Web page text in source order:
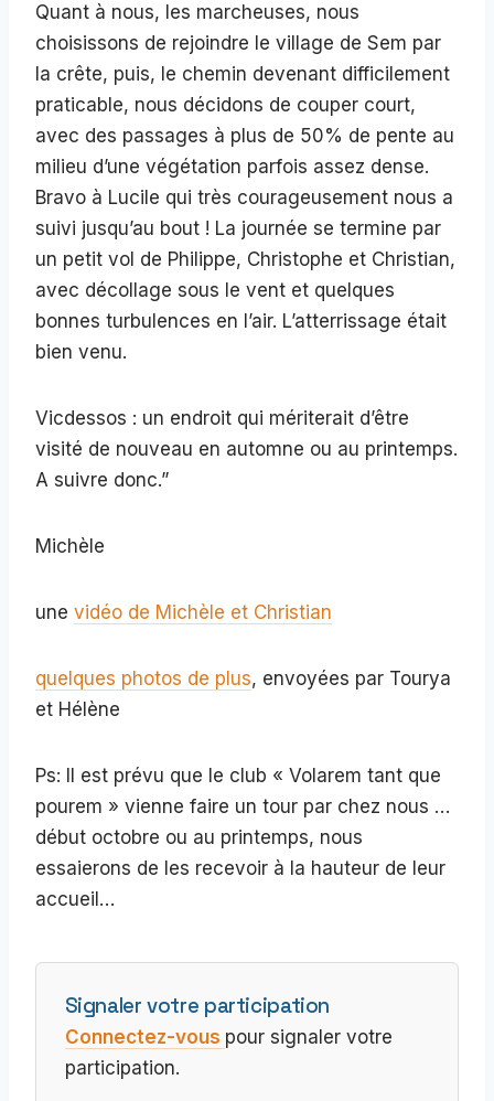
Quant à nous, les marcheuses, nous
choisissons de rejoindre le village de Sem par
la crête, puis, le chemin devenant difficilement
praticable, nous décidons de couper court,
avec des passages à plus de 50% de pente au
milieu d’une végétation parfois assez dense.
Bravo à Lucile qui très courageusement nous a
suivi jusqu’au bout ! La journée se termine par
un petit vol de Philippe, Christophe et Christian,
avec décollage sous le vent et quelques
bonnes turbulences en l’air. L’atterrissage était
bien venu.
Vicdessos : un endroit qui mériterait d’être
visité de nouveau en automne ou au printemps.
A suivre donc.”
Michèle
une vidéo de Michèle et Christian
quelques photos de plus, envoyées par Tourya
et Hélène
Ps: Il est prévu que le club « Volarem tant que
pourem » vienne faire un tour par chez nous …
début octobre ou au printemps, nous
essaierons de les recevoir à la hauteur de leur
accueil…
Signaler votre participation
Connectez-vous pour signaler votre
participation.